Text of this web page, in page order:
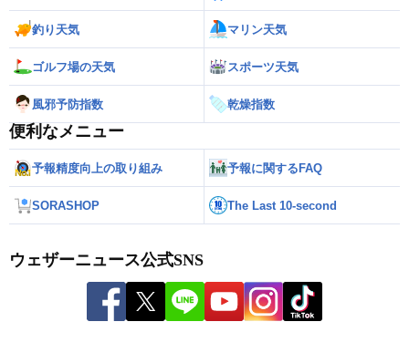
釣り天気 マリン天気
ゴルフ場の天気 スポーツ天気
風邪予防指数 乾燥指数
便利なメニュー
予報精度向上の取り組み 予報に関するFAQ
SORASHOP The Last 10-second
ウェザーニュース公式SNS